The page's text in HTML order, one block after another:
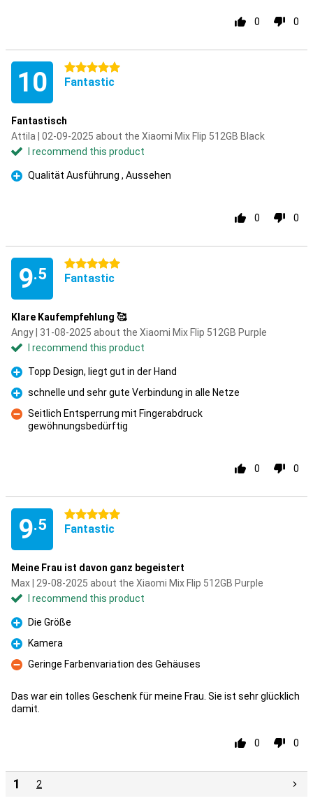
0 0
10 5 stars
Fantastic
Fantastisch
Attila | 02-09-2025 about the Xiaomi Mix Flip 512GB Black
I recommend this product
Pro
Qualität Ausführung , Aussehen
0 0
9.5
5 stars
Fantastic
Klare Kaufempfehlung 🥰
Angy | 31-08-2025 about the Xiaomi Mix Flip 512GB Purple
I recommend this product
Pro
Topp Design, liegt gut in der Hand
Pro
schnelle und sehr gute Verbindung in alle Netze
Con
Seitlich Entsperrung mit Fingerabdruck
gewöhnungsbedürftig
0 0
9.5
5 stars
Fantastic
Meine Frau ist davon ganz begeistert
Max | 29-08-2025 about the Xiaomi Mix Flip 512GB Purple
I recommend this product
Pro
Die Größe
Pro
Kamera
Con
Geringe Farbenvariation des Gehäuses
Das war ein tolles Geschenk für meine Frau. Sie ist sehr glücklich
damit.
0 0
1 2